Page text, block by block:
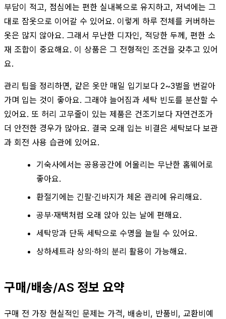
부담이 적고, 점심에는 편한 실내복으로 유지하고, 저녁에는 그
대로 잠옷으로 이어갈 수 있어요. 이렇게 하루 전체를 커버하는
옷은 많지 않아요. 그래서 무난한 디자인, 적당한 두께, 편한 소
재 조합이 중요해요. 이 상품은 그 전형적인 조건을 갖추고 있어
요.
관리 팁을 정리하면, 같은 옷만 매일 입기보다 2~3벌을 번갈아
가며 입는 것이 좋아요. 그래야 늘어짐과 세탁 빈도를 분산할 수
있어요. 또 허리 고무줄이 있는 제품은 건조기보다 자연건조가
더 안전한 경우가 많아요. 결국 오래 입는 비결은 세탁보다 보관
과 회전 사용 습관에 있어요.
기숙사에서는 공용공간에 어울리는 무난한 홈웨어로
좋아요.
환절기에는 긴팔·긴바지가 체온 관리에 유리해요.
공부·재택처럼 오래 앉아 있는 날에 편해요.
세탁망과 단독 세탁으로 수명을 늘릴 수 있어요.
상하세트라 상의·하의 분리 활용이 가능해요.
구매/배송/AS 정보 요약
구매 전 가장 현실적인 문제는 가격, 배송비, 반품비, 교환비예